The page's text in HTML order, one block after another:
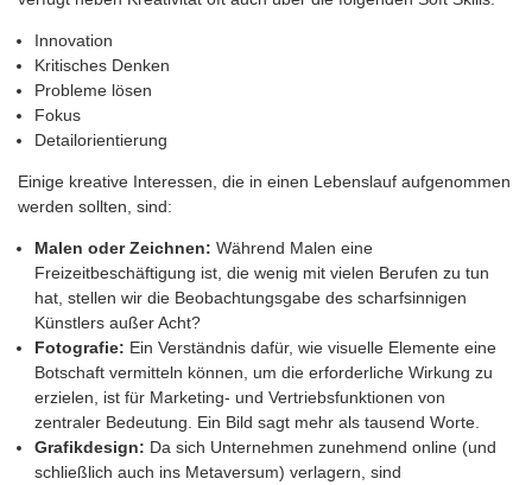
Innovation
Kritisches Denken
Probleme lösen
Fokus
Detailorientierung
Einige kreative Interessen, die in einen Lebenslauf aufgenommen
werden sollten, sind:
Malen oder Zeichnen: Während Malen eine
Freizeitbeschäftigung ist, die wenig mit vielen Berufen zu tun
hat, stellen wir die Beobachtungsgabe des scharfsinnigen
Künstlers außer Acht?
Fotografie: Ein Verständnis dafür, wie visuelle Elemente eine
Botschaft vermitteln können, um die erforderliche Wirkung zu
erzielen, ist für Marketing- und Vertriebsfunktionen von
zentraler Bedeutung. Ein Bild sagt mehr als tausend Worte.
Grafikdesign: Da sich Unternehmen zunehmend online (und
schließlich auch ins Metaversum) verlagern, sind